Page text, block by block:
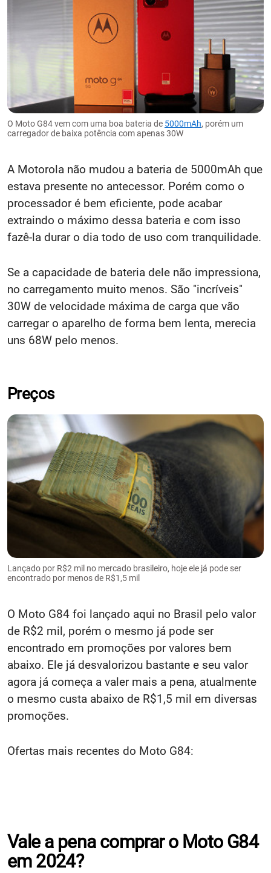
O Moto G84 vem com uma boa bateria de 5000mAh, porém um
carregador de baixa potência com apenas 30W
A Motorola não mudou a bateria de 5000mAh que
estava presente no antecessor. Porém como o
processador é bem eficiente, pode acabar
extraindo o máximo dessa bateria e com isso
fazê-la durar o dia todo de uso com tranquilidade.
Se a capacidade de bateria dele não impressiona,
no carregamento muito menos. São "incríveis"
30W de velocidade máxima de carga que vão
carregar o aparelho de forma bem lenta, merecia
uns 68W pelo menos.
Preços
Lançado por R$2 mil no mercado brasileiro, hoje ele já pode ser
encontrado por menos de R$1,5 mil
O Moto G84 foi lançado aqui no Brasil pelo valor
de R$2 mil, porém o mesmo já pode ser
encontrado em promoções por valores bem
abaixo. Ele já desvalorizou bastante e seu valor
agora já começa a valer mais a pena, atualmente
o mesmo custa abaixo de R$1,5 mil em diversas
promoções.
Ofertas mais recentes do Moto G84:
Vale a pena comprar o Moto G84
em 2024?